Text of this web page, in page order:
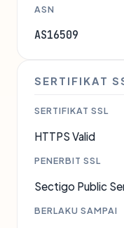
ASN
AS16509
SERTIFIKAT
SERTIFIKAT SSL
HTTPS Valid
PENERBIT SSL
Sectigo Public
BERLAKU SAMPAI